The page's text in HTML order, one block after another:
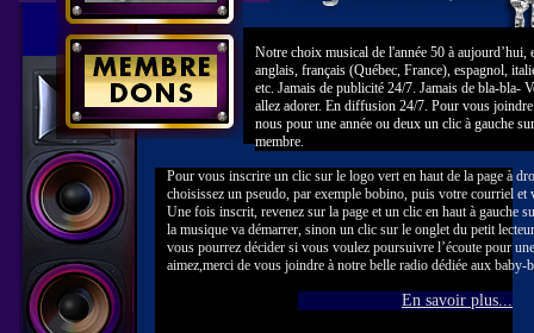
Notre choix musical de l'année 50 à aujourd’hui,
anglais, français (Québec, France), espagnol,
etc. Jamais de publicité 24/7. Jamais de bla-bla-
allez adorer. En diffusion 24/7. Pour vous
nous pour une année ou deux un clic à gauche sur
membre.
Pour vous inscrire un clic sur le logo vert en haut de la page à
choisissez un pseudo, par exemple bobino, puis votre courriel et
Une fois inscrit, revenez sur la page et un clic en haut à gauche
la musique va démarrer, sinon un clic sur le onglet du petit
vous pourrez décider si vous voulez poursuivre l’écoute pour
aimez,merci de vous joindre à notre belle radio dédiée aux baby-
En savoir plus...